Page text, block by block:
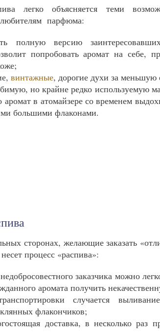
легко объясняется теми
любителям парфюма:
полную версию
попробовать аромат на себе,
винтажные, дорогие духи за меньшую
но крайне редко используемую
аромат в атомайзере со временем
большими флаконами.
сторонах, желающие заказать
процесс «распива»:
заказчика можно
аромата получить
случается
флакончиков;
доставка, в несколько раз